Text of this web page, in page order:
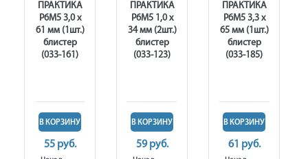
ПРАКТИКА
Р6М5 3,0 х
61 мм (1шт.)
блистер
(033-161)
В КОРЗИНУ
55 руб.
ПРАКТИКА
Р6М5 1,0 х
34 мм (2шт.)
блистер
(033-123)
В КОРЗИНУ
59 руб.
ПРАКТИКА
Р6М5 3,3 х
65 мм (1шт.)
блистер
(033-185)
В КОРЗИНУ
61 руб.